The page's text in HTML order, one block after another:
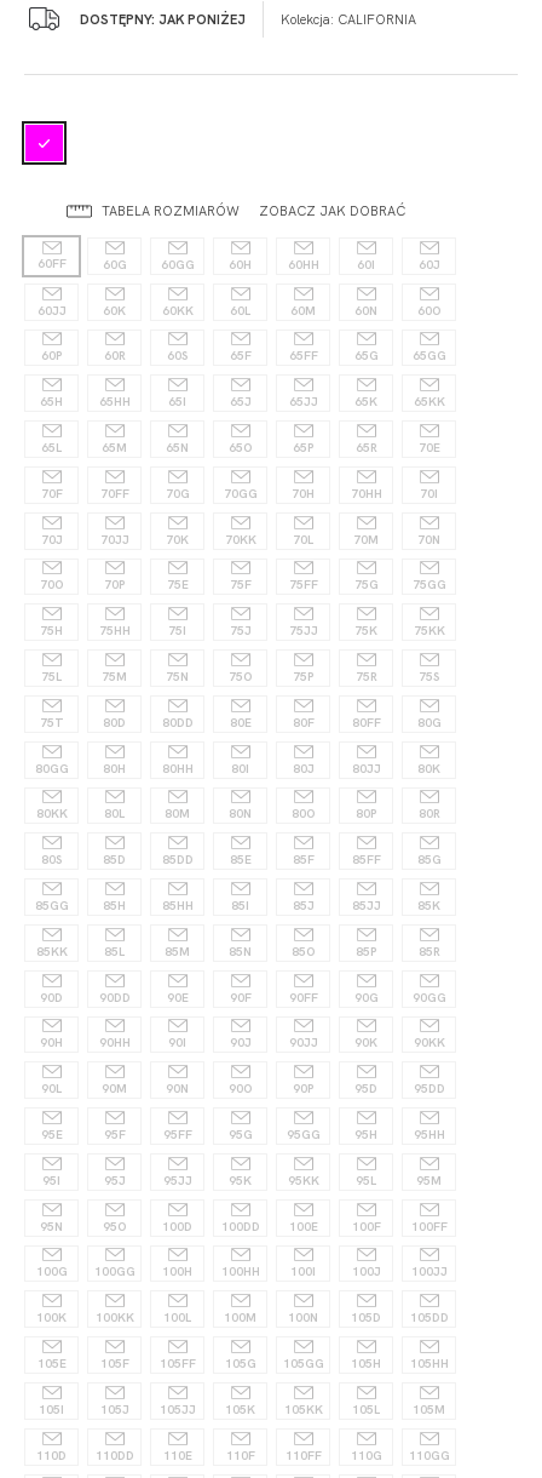
DOSTĘPNY: JAK PONIŻEJ Kolekcja: CALIFORNIA
TABELA ROZMIARÓW ZOBACZ JAK DOBRAĆ
60FF 60G 60GG 60H 60HH 60I 60J
60JJ 60K 60KK 60L 60M 60N 60O
60P 60R 60S 65F 65FF 65G 65GG
65H 65HH 65I 65J 65JJ 65K 65KK
65L 65M 65N 65O 65P 65R 70E
70F 70FF 70G 70GG 70H 70HH 70I
70J 70JJ 70K 70KK 70L 70M 70N
70O 70P 75E 75F 75FF 75G 75GG
75H 75HH 75I 75J 75JJ 75K 75KK
75L 75M 75N 75O 75P 75R 75S
75T 80D 80DD 80E 80F 80FF 80G
80GG 80H 80HH 80I 80J 80JJ 80K
80KK 80L 80M 80N 80O 80P 80R
80S 85D 85DD 85E 85F 85FF 85G
85GG 85H 85HH 85I 85J 85JJ 85K
85KK 85L 85M 85N 85O 85P 85R
90D 90DD 90E 90F 90FF 90G 90GG
90H 90HH 90I 90J 90JJ 90K 90KK
90L 90M 90N 90O 90P 95D 95DD
95E 95F 95FF 95G 95GG 95H 95HH
95I 95J 95JJ 95K 95KK 95L 95M
95N 95O 100D 100DD 100E 100F 100FF
100G 100GG 100H 100HH 100I 100J 100JJ
100K 100KK 100L 100M 100N 105D 105DD
105E 105F 105FF 105G 105GG 105H 105HH
105I 105J 105JJ 105K 105KK 105L 105M
110D 110DD 110E 110F 110FF 110G 110GG